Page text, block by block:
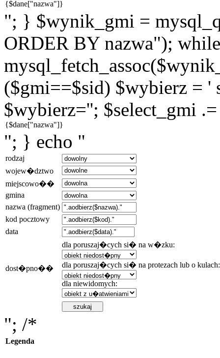
"; } $wynik_gmi =
ORDER BY nazwa");
($gmi==$sid) $wybierz = '
$wybierz=''; $select_gmi
"; } echo "
rodzaj
wojew�dztwo
miejscowo��
gmina
nazwa (fragment)
kod pocztowy
data
dost�pno��
dla poruszaj�cych si� na w�zku:
dla poruszaj�cych si� na protezach lub o kulach:
dla niewidomych:
"; /*
Legenda